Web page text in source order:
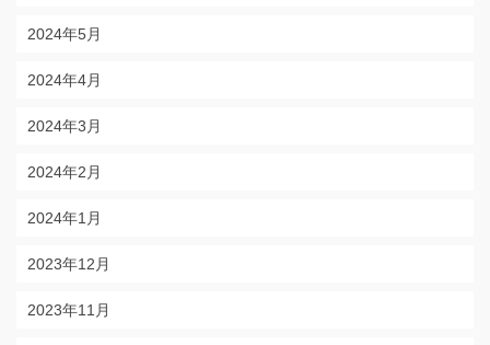
2024年5月
2024年4月
2024年3月
2024年2月
2024年1月
2023年12月
2023年11月